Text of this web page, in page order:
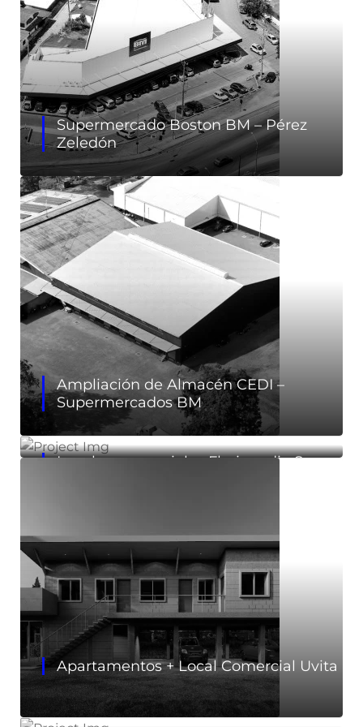
Supermercado Boston BM – Pérez
Zeledón
Ampliación de Almacén CEDI –
Supermercados BM
Locales comerciales Floricundio San
Apartamentos + Local Comercial Uvita